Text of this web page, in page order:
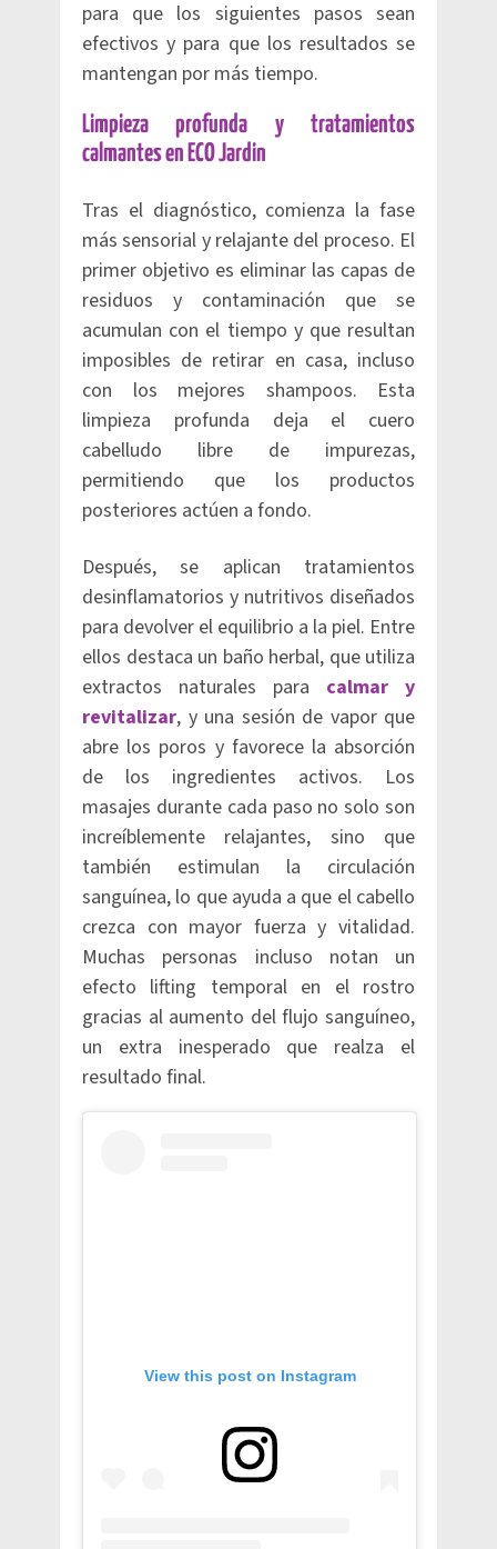
para que los siguientes pasos sean
efectivos y para que los resultados se
mantengan por más tiempo.
Limpieza profunda y tratamientos
calmantes en ECO Jardin
Tras el diagnóstico, comienza la fase
más sensorial y relajante del proceso. El
primer objetivo es eliminar las capas de
residuos y contaminación que se
acumulan con el tiempo y que resultan
imposibles de retirar en casa, incluso
con los mejores shampoos. Esta
limpieza profunda deja el cuero
cabelludo libre de impurezas,
permitiendo que los productos
posteriores actúen a fondo.
Después, se aplican tratamientos
desinflamatorios y nutritivos diseñados
para devolver el equilibrio a la piel. Entre
ellos destaca un baño herbal, que utiliza
extractos naturales para calmar y
revitalizar, y una sesión de vapor que
abre los poros y favorece la absorción
de los ingredientes activos. Los
masajes durante cada paso no solo son
increíblemente relajantes, sino que
también estimulan la circulación
sanguínea, lo que ayuda a que el cabello
crezca con mayor fuerza y vitalidad.
Muchas personas incluso notan un
efecto lifting temporal en el rostro
gracias al aumento del flujo sanguíneo,
un extra inesperado que realza el
resultado final.
View this post on Instagram